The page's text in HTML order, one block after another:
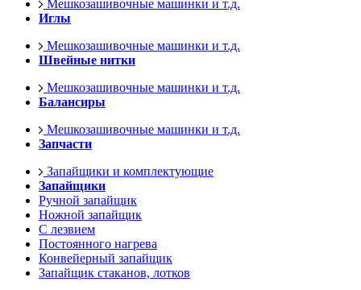
Мешкозашивочные машинки и т.д.
Иглы
Мешкозашивочные машинки и т.д.
Швейные нитки
Мешкозашивочные машинки и т.д.
Балансиры
Мешкозашивочные машинки и т.д.
Запчасти
Запайщики и комплектующие
Запайщики
Ручной запайщик
Ножной запайщик
С лезвием
Постоянного нагрева
Конвейерный запайщик
Запайщик стаканов, лотков